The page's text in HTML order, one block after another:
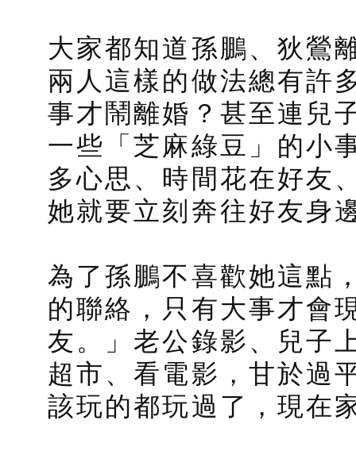
大家都知道孫鵬、狄鶯
兩人這樣的做法總有許
事才鬧離婚？甚至連兒
一些「芝麻綠豆」的小
多心思、時間花在好友
她就要立刻奔往好友身
為了孫鵬不喜歡她這點
的聯絡，只有大事才會
友。」老公錄影、兒子
超市、看電影，甘於過
該玩的都玩過了，現在